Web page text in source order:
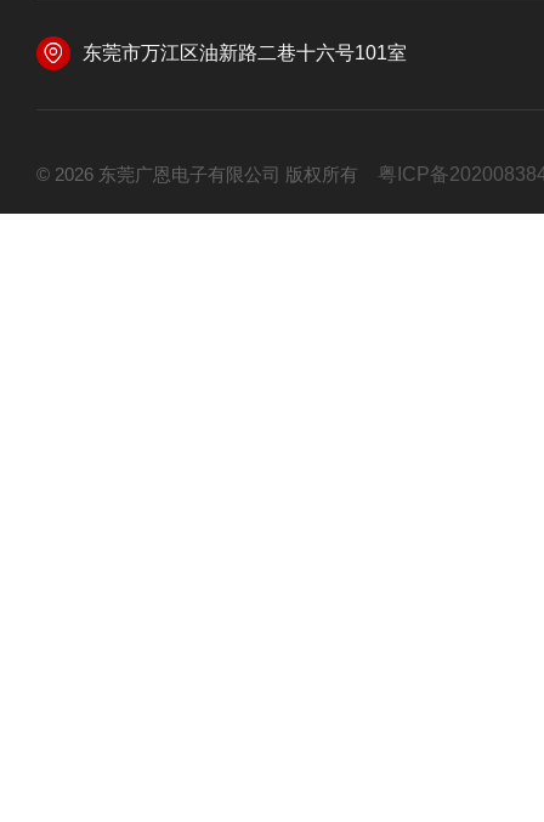
东莞市万江区油新路二巷十六号101室
© 2026 东莞广恩电子有限公司 版权所有 粤ICP备